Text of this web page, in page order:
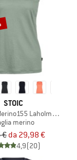
STOIC
LaholmSt. Tank
merino
€da 29,98 €
4,9(20)